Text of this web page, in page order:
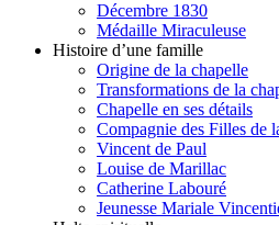
Décembre 1830
Médaille Miraculeuse
Histoire d’une famille
Origine de la chapelle
Transformations de la
Chapelle en ses détails
Compagnie des Filles de
Vincent de Paul
Louise de Marillac
Catherine Labouré
Jeunesse Mariale